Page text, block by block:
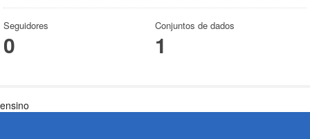
Seguidores
0
Conjuntos de dados
1
ensino